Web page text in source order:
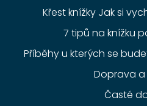
Křest knížky Jak si
7 tipů na knížku
Příběhy u kterých se
Doprava
Časté